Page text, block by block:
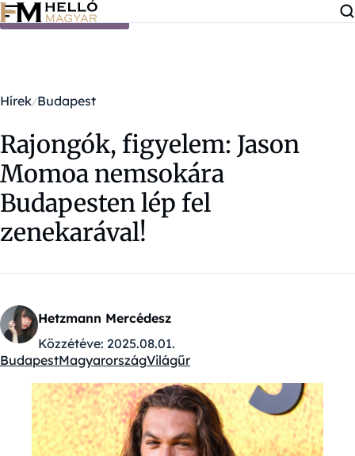
Ugrás a tartalomra
Hírek Budapest
Rajongók, figyelem: Jason
Momoa nemsokára
Budapesten lép fel
zenekarával!
Hetzmann Mercédesz
Közzétéve: 2025.08.01.
Kategóriák:
BudapestMagyarországVilágűr